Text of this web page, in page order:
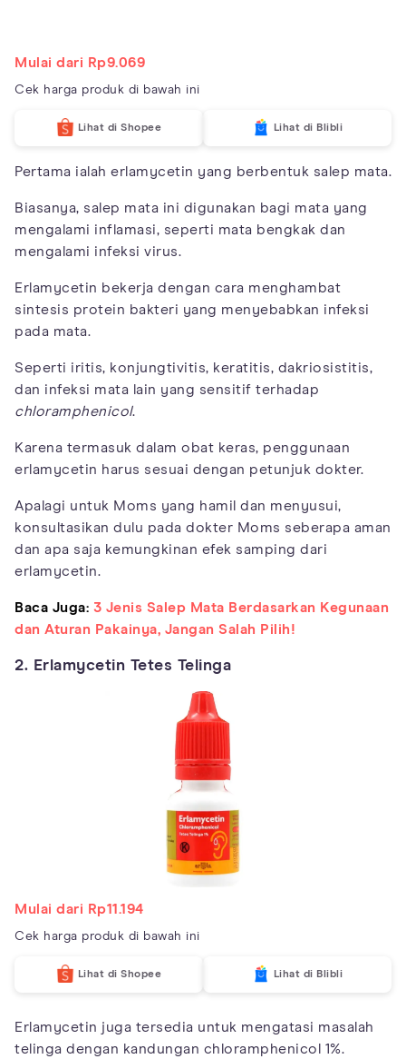
Mulai dari Rp9.069
Cek harga produk di bawah ini
Lihat di Shopee Lihat di Blibli
Pertama ialah erlamycetin yang berbentuk salep mata.
Biasanya, salep mata ini digunakan bagi mata yang
mengalami inflamasi, seperti mata bengkak dan
mengalami infeksi virus.
Erlamycetin bekerja dengan cara menghambat
sintesis protein bakteri yang menyebabkan infeksi
pada mata.
Seperti iritis, konjungtivitis, keratitis, dakriosistitis,
dan infeksi mata lain yang sensitif terhadap
chloramphenicol.
Karena termasuk dalam obat keras, penggunaan
erlamycetin harus sesuai dengan petunjuk dokter.
Apalagi untuk Moms yang hamil dan menyusui,
konsultasikan dulu pada dokter Moms seberapa aman
dan apa saja kemungkinan efek samping dari
erlamycetin.
Baca Juga: 3 Jenis Salep Mata Berdasarkan Kegunaan
dan Aturan Pakainya, Jangan Salah Pilih!
2. Erlamycetin Tetes Telinga
Mulai dari Rp11.194
Cek harga produk di bawah ini
Lihat di Shopee Lihat di Blibli
Erlamycetin juga tersedia untuk mengatasi masalah
telinga dengan kandungan chloramphenicol 1%.